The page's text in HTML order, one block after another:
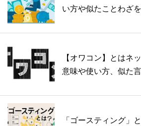
い方や似たことわざ
【オワコン】とはネ
意味や使い方、似た
「ゴースティング」